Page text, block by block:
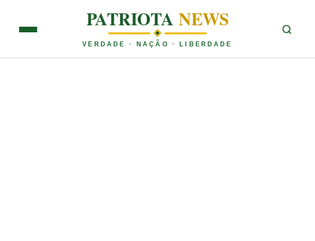
PATRIOTANEWS
VERDADE · NAÇÃO · LIBERDADE